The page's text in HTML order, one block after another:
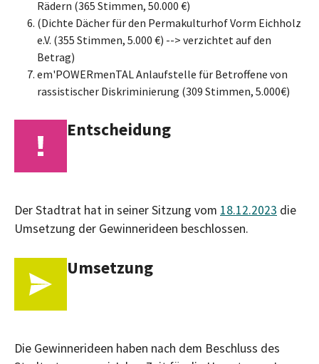
Rädern (365 Stimmen, 50.000 €)
(Dichte Dächer für den Permakulturhof Vorm Eichholz
e.V. (355 Stimmen, 5.000 €) --> verzichtet auf den
Betrag)
em'POWERmenTAL Anlaufstelle für Betroffene von
rassistischer Diskriminierung (309 Stimmen, 5.000€)
Entscheidung
Der Stadtrat hat in seiner Sitzung vom 18.12.2023 die
Umsetzung der Gewinnerideen beschlossen.
Umsetzung
Die Gewinnerideen haben nach dem Beschluss des